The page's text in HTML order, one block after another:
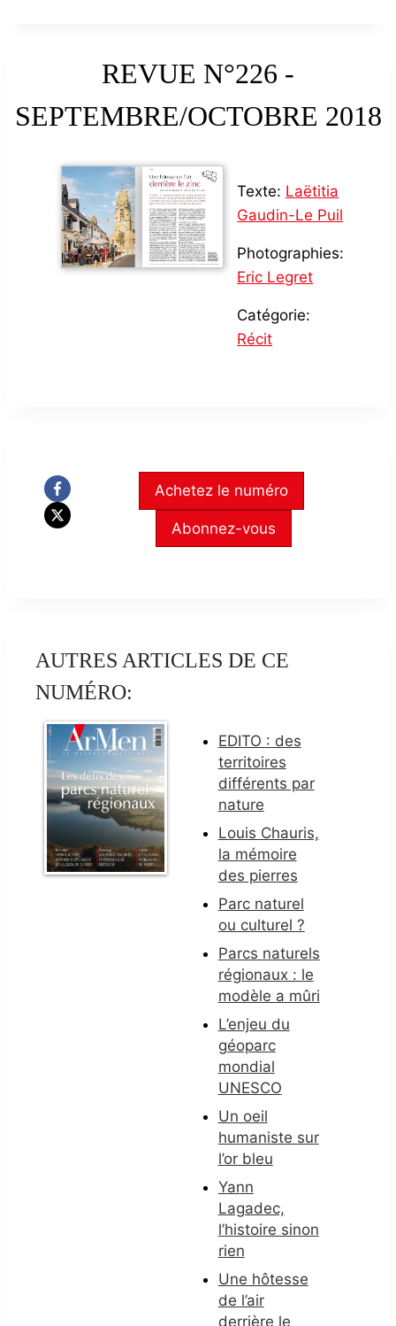
REVUE N°226 -
SEPTEMBRE/OCTOBRE 2018
Texte: Laëtitia
Gaudin-Le Puil
Photographies:
Eric Legret
Catégorie:
Récit
Achetez le numéro
Abonnez-vous
AUTRES ARTICLES DE CE
NUMÉRO:
EDITO : des
territoires
différents par
nature
Louis Chauris,
la mémoire
des pierres
Parc naturel
ou culturel ?
Parcs naturels
régionaux : le
modèle a mûri
L’enjeu du
géoparc
mondial
UNESCO
Un oeil
humaniste sur
l’or bleu
Yann
Lagadec,
l’histoire sinon
rien
Une hôtesse
de l’air
derrière le